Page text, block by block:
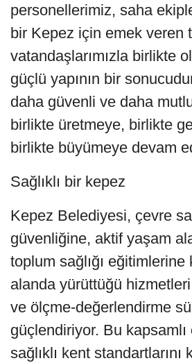
personellerimiz, saha
bir Kepez için emek veren
vatandaşlarımızla birlikte
güçlü yapının bir
daha güvenli ve daha
birlikte üretmeye, birlikte
birlikte büyümeye devam
Sağlıklı bir kepez
Kepez Belediyesi, çevre
güvenliğine, aktif yaşam
toplum sağlığı
alanda yürüttüğü
ve ölçme-değerlendirme
güçlendiriyor. Bu kapsamlı
sağlıklı kent standartlarını